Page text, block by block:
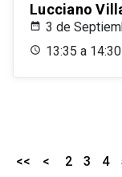
Lucciano
3 de
13:35 a 14:30
<< < 2 3 4